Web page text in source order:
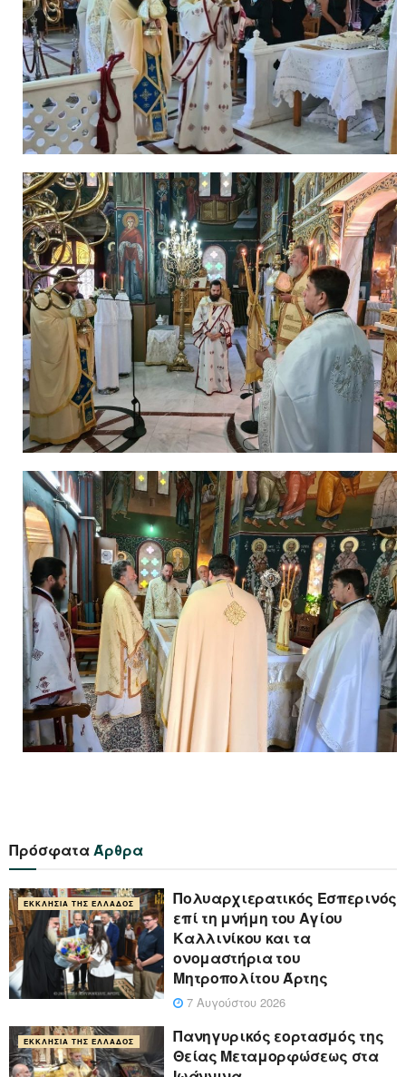
ΠρόσφαταΆρθρα
ΕΚΚΛΗΣΊΑ ΤΗΣ ΕΛΛΆΔΟΣ
Πολυαρχιερατικός Εσπερινός
επί τη μνήμη του Αγίου
Καλλινίκου και τα
ονομαστήρια του
Μητροπολίτου Άρτης
7 Αυγούστου 2026
ΕΚΚΛΗΣΊΑ ΤΗΣ ΕΛΛΆΔΟΣ
Πανηγυρικός εορτασμός της
Θείας Μεταμορφώσεως στα